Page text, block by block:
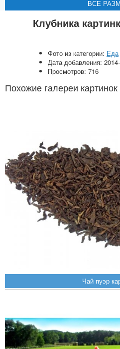
ВСЕ
ВСЕ
ВСЕ
ВСЕ
Клубника
Фото из категории: Еда
Дата добавления:
Просмотров: 716
Похожие галереи картинок
Чай пуэр